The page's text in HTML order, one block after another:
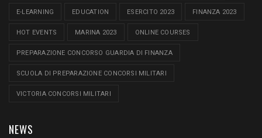
E-LEARNING EDUCATION ESERCITO 2023 FINANZA 2023
HOT EVENTS MARINA 2023 ONLINE COURSES
PREPARAZIONE CONCORSO GUARDIA DI FINANZA
SCUOLA DI PREPARAZIONE CONCORSI MILITARI
VICTORIA CONCORSI MILITARI
NEWS